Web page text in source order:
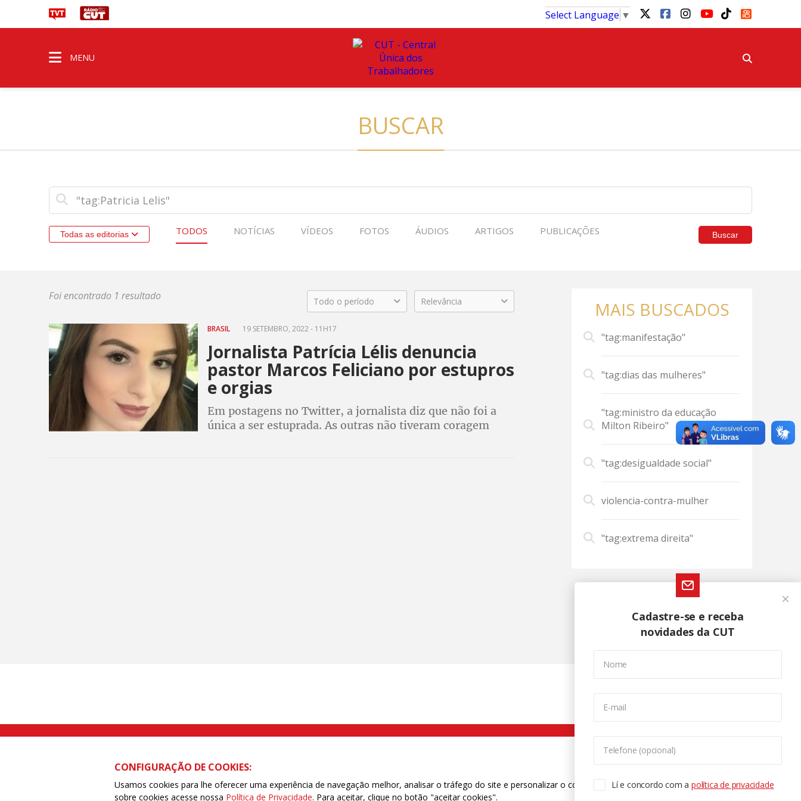
Select Language ▼
MENU
BUSCAR
Todas as editorias TODOS NOTÍCIAS VÍDEOS FOTOS ÁUDIOS ARTIGOS PUBLICAÇÕES Buscar
Foi encontrado 1 resultado Todo o período Relevância
BRASIL 19 SETEMBRO, 2022 - 11H17
Jornalista Patrícia Lélis denuncia
pastor Marcos Feliciano por estupros
e orgias
Em postagens no Twitter, a jornalista diz que não foi a
única a ser estuprada. As outras não tiveram coragem
MAIS BUSCADOS
"tag:manifestação"
"tag:dias das mulheres"
"tag:ministro da educação
Milton Ribeiro"
"tag:desigualdade social"
violencia-contra-mulher
"tag:extrema direita"
Cadastre-se e receba
novidades da CUT
Nome
E-mail
Telefone (opcional)
Lí e concordo com apolítica de privacidade
Rua Caetano Pinto nº 575 CEP 03041-000 Brás, São Paulo/SP | Telefone (11) 2108 9200 - Fax (11) 2108 9310
CONFIGURAÇÃO DE COOKIES:
Usamos cookies para lhe oferecer uma experiência de navegação melhor, analisar o tráfego do site e personalizar o conteúdo. Para saber mais
sobre cookies acesse nossa Política de Privacidade. Para aceitar, clique no botão "aceitar cookies".